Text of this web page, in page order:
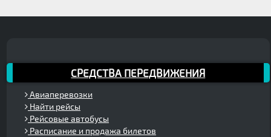
СРЕДСТВА ПЕРЕДВИЖЕНИЯ
Авиаперевозки
Найти рейсы
Рейсовые автобусы
Расписание и продажа билетов